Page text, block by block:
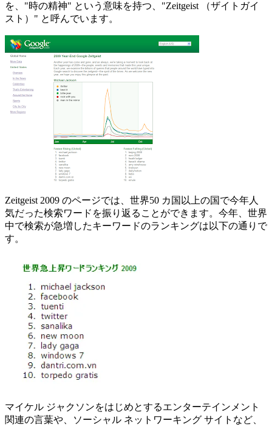
を、"時の精神" という意味を持つ、"Zeitgeist （ザイトガイ
スト）" と呼んでいます。
Zeitgeist 2009 のページでは、世界50 カ国以上の国で今年人
気だった検索ワードを振り返ることができます。今年、世界
中で検索が急増したキーワードのランキングは以下の通りで
す。
マイケル ジャクソンをはじめとするエンターテインメント
関連の言葉や、ソーシャル ネットワーキング サイトなど、